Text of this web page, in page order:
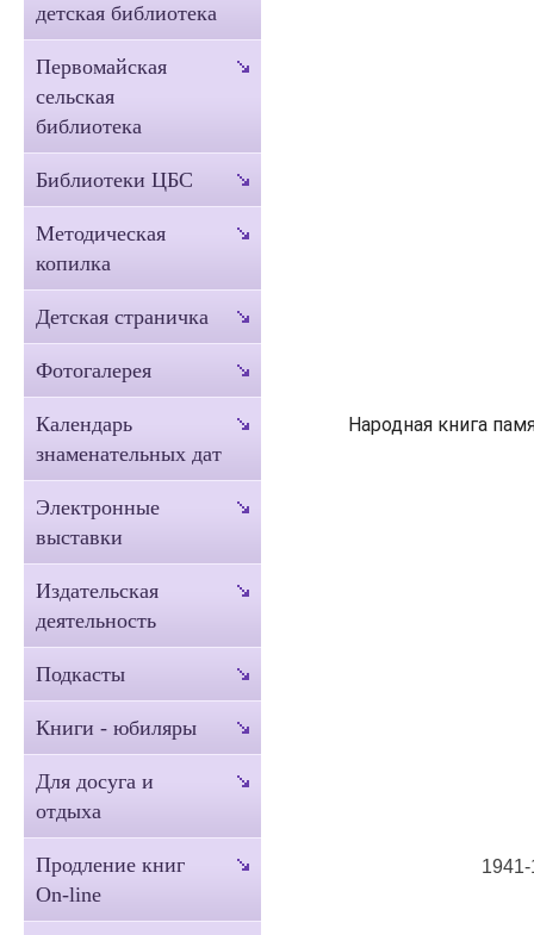
Народная книга
детская библиотека
Первомайская
сельская
библиотека
Библиотеки ЦБС
Методическая
копилка
Детская страничка
Фотогалерея
Календарь
знаменательных дат
Электронные
выставки
Издательская
деятельность
Подкасты
Книги - юбиляры
Для досуга и
отдыха
Продление книг
On-line